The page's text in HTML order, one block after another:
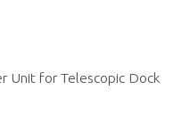
Unit for Telescopic Dock